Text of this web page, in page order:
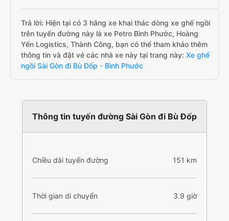
Trả lời: Hiện tại có 3 hãng xe khai thác dòng xe ghế ngồi
trên tuyến đường này là xe Petro Bình Phước, Hoàng
Yến Logistics, Thành Công, bạn có thể tham khảo thêm
thông tin và đặt vé các nhà xe này tại trang này: Xe ghế
ngồi Sài Gòn đi Bù Đốp - Bình Phước
Thông tin tuyến đường Sài Gòn đi Bù Đốp
Chiều dài tuyến đường 151 km
Thời gian di chuyển 3.9 giờ